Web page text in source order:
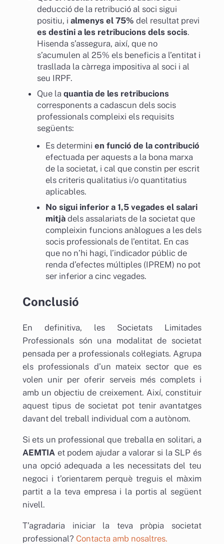
deducció de la retribució al soci sigui
positiu, ialmenys el 75% del resultat previ
es destini a les retribucions dels socis.
Hisenda s’assegura, així, que no
s’acumulen al 25% els beneficis a l’entitat i
trasllada la càrrega impositiva al soci i al
seu IRPF.
Que laquantia de les retribucions
corresponents a cadascun dels socis
professionals compleixi els requisits
següents:
Es determini en funció de la contribució
efectuada per aquests a la bona marxa
de la societat, i cal que constin per escrit
els criteris qualitatius i/o quantitatius
aplicables.
No sigui inferior a 1,5 vegades el salari
mitjàdels assalariats de la societat que
compleixin funcions anàlogues a les dels
socis professionals de l’entitat. En cas
que no n’hi hagi, l’indicador públic de
renda d’efectes múltiples (IPREM) no pot
ser inferior a cinc vegades.
Conclusió
En definitiva, les Societats Limitades
Professionals són una modalitat de societat
pensada per a professionals col·legiats. Agrupa
els professionals d’un mateix sector que es
volen unir per oferir serveis més complets i
amb un objectiu de creixement. Així, constituir
aquest tipus de societat pot tenir avantatges
davant del treball individual com a autònom.
Si ets un professional que treballa en solitari, a
AEMTIA et podem ajudar a valorar si la SLP és
una opció adequada a les necessitats del teu
negoci i t’orientarem perquè treguis el màxim
partit a la teva empresa i la portis al següent
nivell.
T’agradaria iniciar la teva pròpia societat
professional? Contacta amb nosaltres.
Online